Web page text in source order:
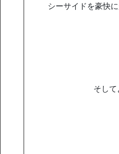
シーサイドを豪快
そし